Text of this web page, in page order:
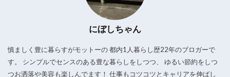
にぼしちゃん
慎ましく豊に暮らすがモットーの 都内1人暮らし歴22年のブロガーで
す。 シンプルでセンスのある豊な暮らしをしつつ、 ゆるい節約をしつ
つお洒落や美容も楽しんでます！ 仕事もコツコツとキャリアを伸ばし